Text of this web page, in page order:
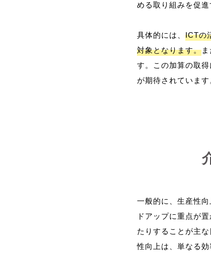
める取り組みを促進
具体的には、 ICTの
対象となります。
す。この加算の取
一般的に、生産性
ドアップに重点が
たりすることが主
性向上は、単なる